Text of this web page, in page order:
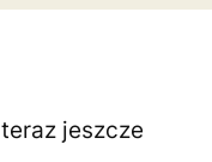
jeszcze